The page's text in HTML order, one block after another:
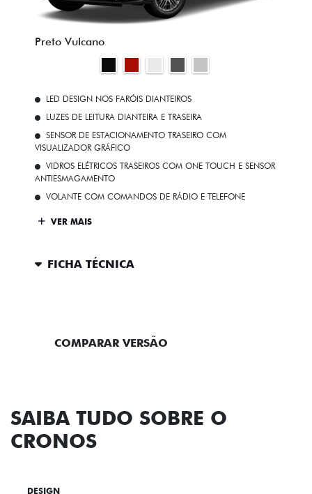
Preto Vulcano
LED DESIGN NOS FARÓIS DIANTEIROS
LUZES DE LEITURA DIANTEIRA E TRASEIRA
SENSOR DE ESTACIONAMENTO TRASEIRO COM
VISUALIZADOR GRÁFICO
VIDROS ELÉTRICOS TRASEIROS COM ONE TOUCH E SENSOR
ANTIESMAGAMENTO
VOLANTE COM COMANDOS DE RÁDIO E TELEFONE
VER MAIS
FICHA TÉCNICA
COMPARAR VERSÃO
SAIBA TUDO SOBRE O
CRONOS
DESIGN